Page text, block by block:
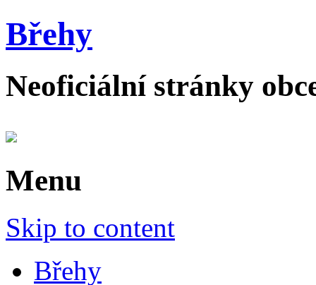
Břehy
Neoficiální stránky
Menu
Skip to content
Břehy